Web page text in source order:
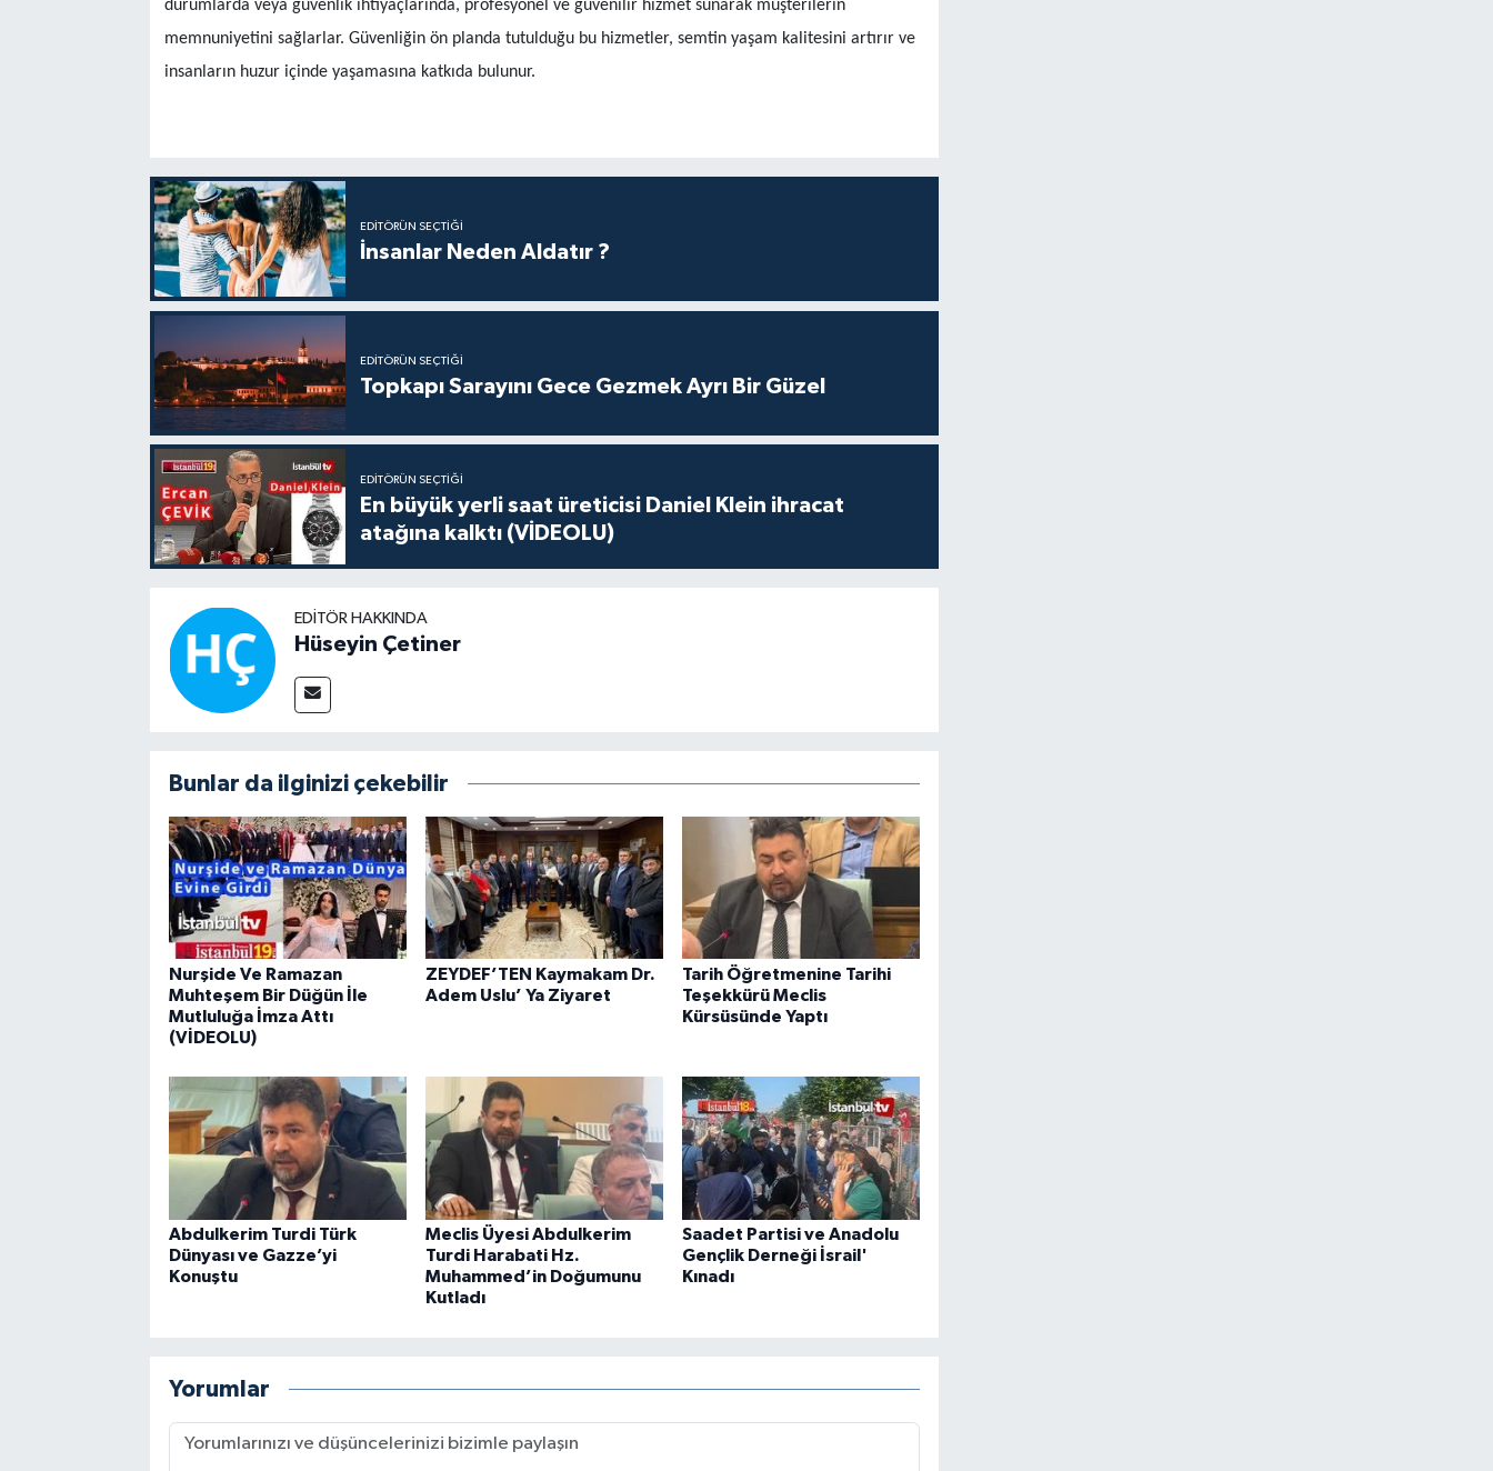
durumlarda veya güvenlik ihtiyaçlarında, profesyonel ve güvenilir hizmet sunarak müşterilerin
memnuniyetini sağlarlar. Güvenliğin ön planda tutulduğu bu hizmetler, semtin yaşam kalitesini artırır ve
insanların huzur içinde yaşamasına katkıda bulunur.
EDITÖRÜN SEÇTIĞI
İnsanlar Neden Aldatır ?
EDITÖRÜN SEÇTIĞI
Topkapı Sarayını Gece Gezmek Ayrı Bir Güzel
EDITÖRÜN SEÇTIĞI
En büyük yerli saat üreticisi Daniel Klein ihracat
atağına kalktı (VİDEOLU)
EDITÖR HAKKINDA
Hüseyin Çetiner
Bunlar da ilginizi çekebilir
Nurşide Ve Ramazan
Muhteşem Bir Düğün İle
Mutluluğa İmza Attı
(VİDEOLU)
ZEYDEF’TEN Kaymakam Dr.
Adem Uslu’ Ya Ziyaret
Tarih Öğretmenine Tarihi
Teşekkürü Meclis
Kürsüsünde Yaptı
Abdulkerim Turdi Türk
Dünyası ve Gazze’yi
Konuştu
Meclis Üyesi Abdulkerim
Turdi Harabati Hz.
Muhammed’in Doğumunu
Kutladı
Saadet Partisi ve Anadolu
Gençlik Derneği İsrail'
Kınadı
Yorumlar